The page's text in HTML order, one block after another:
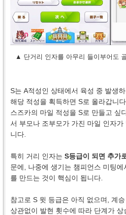
▲ 단거리 인자를 아무리 들이부어도
S는 A적성인 상태에서 육성 중 발생
해당 적성을 획득하면 S로 올라갑니
스즈카의 마일 적성을 S로 만들고 싶
서 부모나 조부모가 가진 마일 인자
니다.
특히 거리 인자는 S등급이 되면 추가
문에, 나중에 생기는 챔피언스 미팅
를 만드는 것이 핵심이 됩니다.
참고로 S 윗 등급은 아직 없으며, 계
상관없이 발현 횟수에 따라 단계가